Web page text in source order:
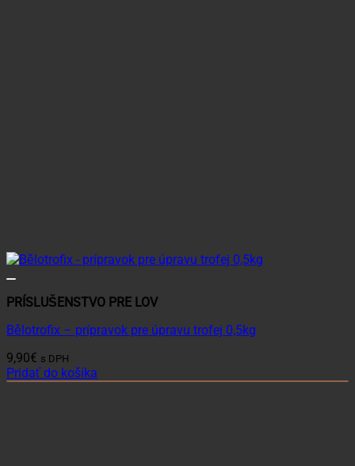
PRÍSLUŠENSTVO PRE LOV
Bělotrofix – prípravok pre úpravu trofej 0,5kg
9,90€ s DPH
Pridať do košíka